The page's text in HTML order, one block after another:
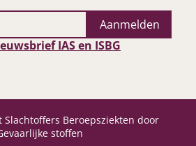
Aanmelden
IAS en ISBG
Beroepsziekten door
stoffen